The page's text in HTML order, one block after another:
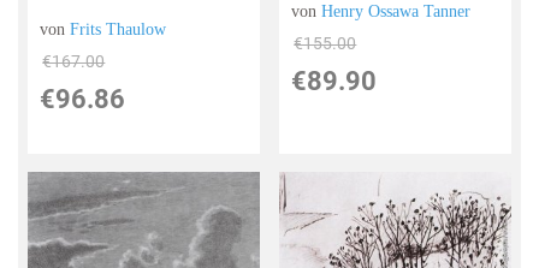
vonFrits Thaulow
€167.00
€96.86
vonHenry Ossawa Tanner
€155.00
€89.90